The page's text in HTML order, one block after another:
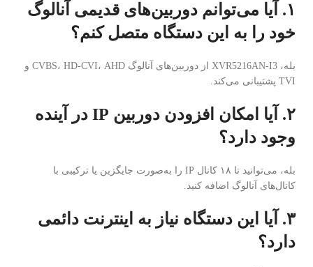
۱. آیا می‌توانم دوربین‌های قدیمی آنالوگ
خود را به این دستگاه متصل کنم؟
بله، XVR5216AN-I3 از دوربین‌های آنالوگ CVBS، HD-CVI، AHD و
TVI پشتیبانی می‌کند.
۲. آیا امکان افزودن دوربین IP در آینده
وجود دارد؟
بله، می‌توانید تا ۱۸ کانال IP را به‌صورت جایگزین یا ترکیبی با
کانال‌های آنالوگ اضافه کنید.
۳. آیا این دستگاه نیاز به اینترنت دائمی
دارد؟